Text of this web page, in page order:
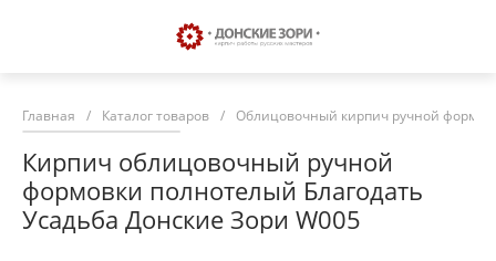
Главная / Каталог товаров / Облицовочный кирпич ручной
Кирпич облицовочный ручной
формовки полнотелый Благодать
Усадьба Донские Зори W005